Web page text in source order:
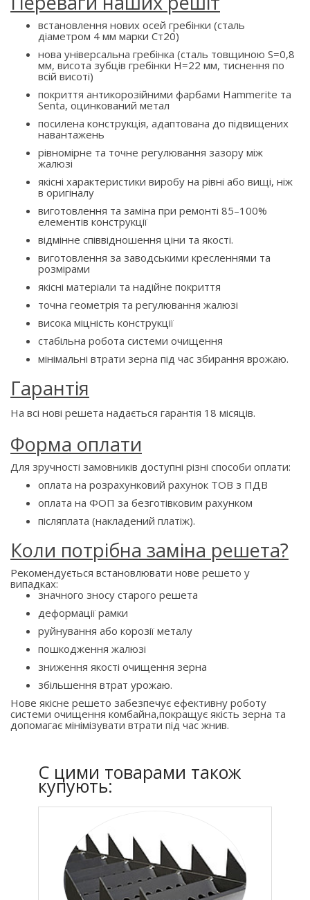
встановлення нових осей гребінки (сталь
діаметром 4 мм марки Ст20)
нова універсальна гребінка (сталь товщиною S=0,8
мм, висота зубців гребінки H=22 мм, тиснення по
всій висоті)
покриття антикорозійними фарбами Hammerite та
Senta, оцинкований метал
посилена конструкція, адаптована до підвищених
навантажень
рівномірне та точне регулювання зазору між
жалюзі
якісні характеристики виробу на рівні або вищі, ніж
в оригіналу
виготовлення та заміна при ремонті 85–100%
елементів конструкції
відмінне співвідношення ціни та якості.
виготовлення за заводськими кресленнями та
розмірами
якісні матеріали та надійне покриття
точна геометрія та регулювання жалюзі
висока міцність конструкції
стабільна робота системи очищення
мінімальні втрати зерна під час збирання врожаю.
Гарантія
На всі нові решета надається гарантія 18 місяців.
Форма оплати
Для зручності замовників доступні різні способи оплати:
оплата на розрахунковий рахунок ТОВ з ПДВ
оплата на ФОП за безготівковим рахунком
післяплата (накладений платіж).
Коли потрібна заміна решета?
Рекомендується встановлювати нове решето у
випадках:
значного зносу старого решета
деформації рамки
руйнування або корозії металу
пошкодження жалюзі
зниження якості очищення зерна
збільшення втрат урожаю.
Нове якісне решето забезпечує ефективну роботу
системи очищення комбайна,покращує якість зерна та
допомагає мінімізувати втрати під час жнив.
C цими товарами також
купують: